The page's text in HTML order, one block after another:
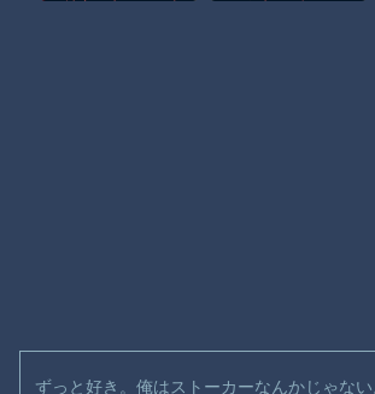
ずっと好き。俺はストーカーなんかじゃない